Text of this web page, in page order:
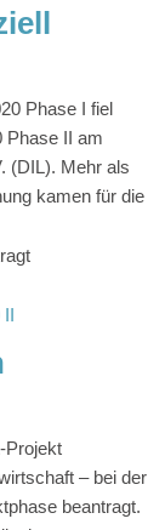
Phase I fiel
Phase II am
(DIL). Mehr als
kamen für die
II
Projekt
– bei der
beantragt.